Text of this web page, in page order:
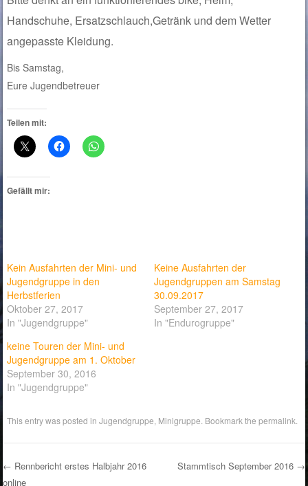
Handschuhe, Ersatzschlauch,Getränk und dem Wetter
angepasste Kleidung.
Bis Samstag,
Eure Jugendbetreuer
Teilen mit:
Gefällt mir:
Kein Ausfahrten der Mini- und
Jugendgruppe in den
Herbstferien
Oktober 27, 2017
In "Jugendgruppe"
Keine Ausfahrten der
Jugendgruppen am Samstag
30.09.2017
September 27, 2017
In "Endurogruppe"
keine Touren der Mini- und
Jugendgruppe am 1. Oktober
September 30, 2016
In "Jugendgruppe"
This entry was posted inJugendgruppe Minigruppe . Bookmark thepermalink
← Rennbericht erstes Halbjahr 2016
online
Stammtisch September 2016 →